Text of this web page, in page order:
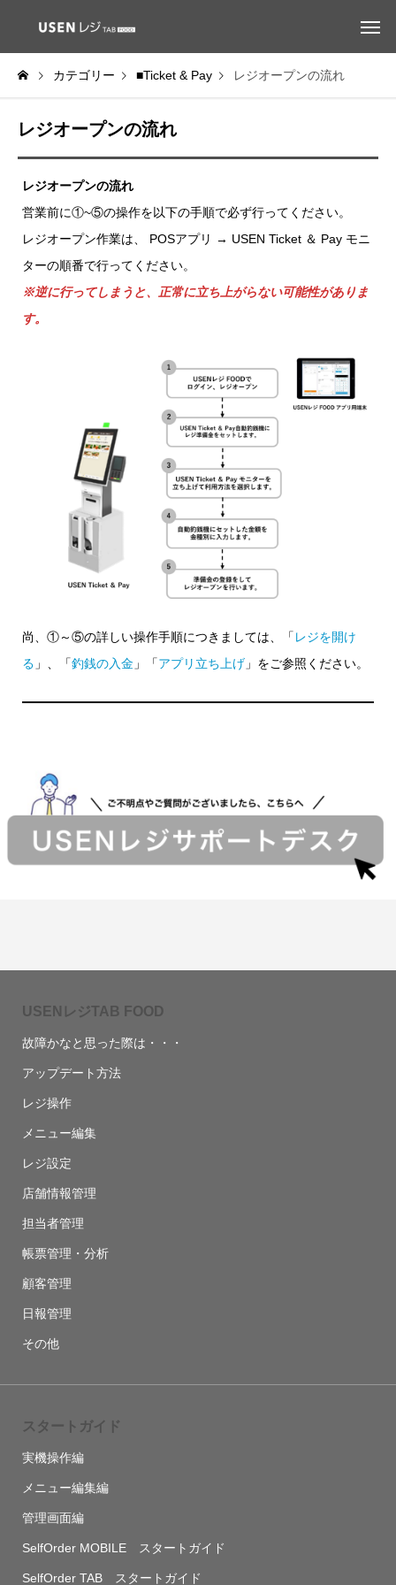
カテゴリー ■Ticket & Pay レジオープンの流れ
レジオープンの流れ
レジオープンの流れ
営業前に①~⑤の操作を以下の手順で必ず行ってください。
レジオープン作業は、 POSアプリ → USEN Ticket ＆ Pay モニ
ターの順番で行ってください。
※逆に行ってしまうと、正常に立ち上がらない可能性がありま
す。
尚、①～⑤の詳しい操作手順につきましては、「 レジを開け
る 」、「釣銭の入金 」「アプリ立ち上げ 」をご参照ください。
USENレジTAB FOOD
故障かなと思った際は・・・
アップデート方法
レジ操作
メニュー編集
レジ設定
店舗情報管理
担当者管理
帳票管理・分析
顧客管理
日報管理
その他
スタートガイド
実機操作編
メニュー編集編
管理画面編
SelfOrder MOBILE スタートガイド
SelfOrder TAB スタートガイド